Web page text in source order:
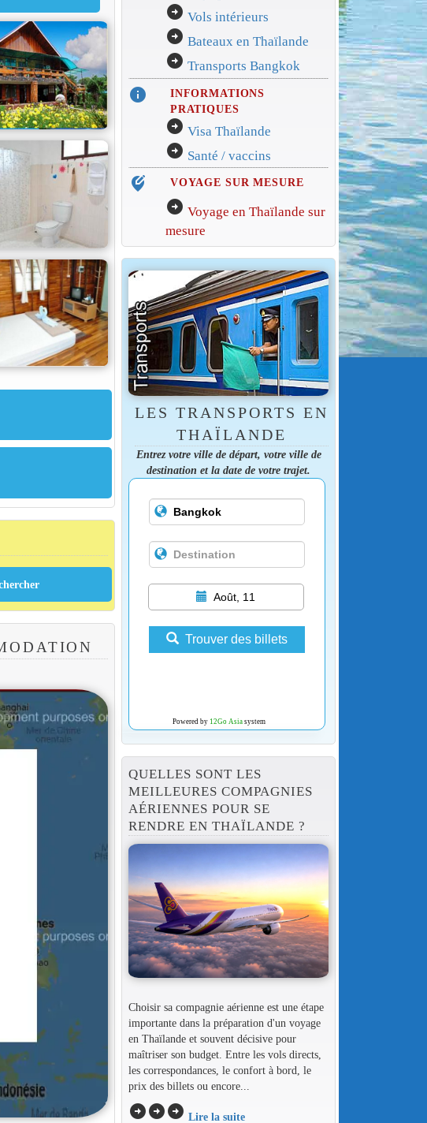
arrow_circle_right Vols intérieurs
arrow_circle_right Bateaux en Thaïlande
arrow_circle_right Transports Bangkok
info
INFORMATIONS
PRATIQUES
arrow_circle_right Visa Thaïlande
arrow_circle_right Santé / vaccins
edit_location_alt VOYAGE SUR MESURE
arrow_circle_right Voyage en Thaïlande sur
mesure
LES TRANSPORTS EN
THAÏLANDE
Entrez votre ville de départ, votre ville de
destination et la date de votre trajet.
Août, 11
Trouver des billets
Powered by 12Go Asiasystem
QUELLES SONT LES
MEILLEURES COMPAGNIES
AÉRIENNES POUR SE
RENDRE EN THAÏLANDE ?
Choisir sa compagnie aérienne est une étape
importante dans la préparation d'un voyage
en Thaïlande et souvent décisive pour
maîtriser son budget. Entre les vols directs,
les correspondances, le confort à bord, le
prix des billets ou encore...
arrow_circle_rightarrow_circle_rightarrow_circle_right Lire la suite